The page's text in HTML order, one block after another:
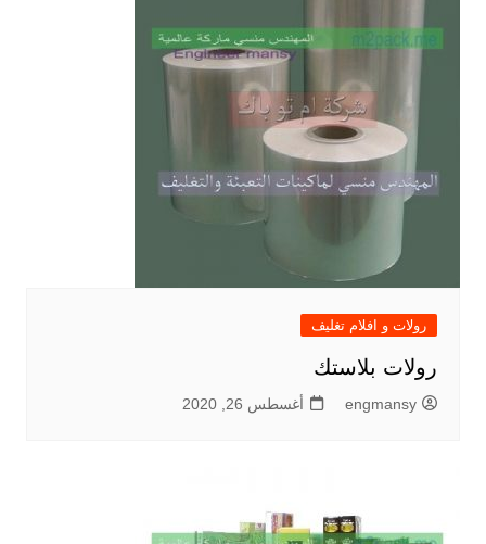
رولات و افلام تغليف
رولات بلاستك
engmansy أغسطس 26, 2020